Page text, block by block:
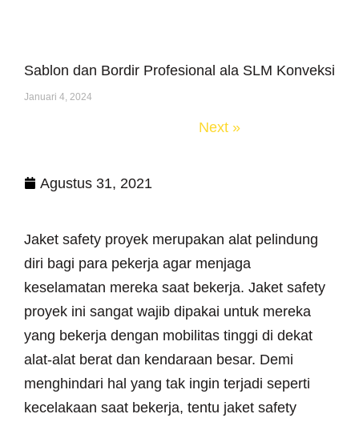
Agustus 31, 2021
Jaket safety proyek merupakan alat pelindung
diri bagi para pekerja agar menjaga
keselamatan mereka saat bekerja. Jaket safety
proyek ini sangat wajib dipakai untuk mereka
yang bekerja dengan mobilitas tinggi di dekat
alat-alat berat dan kendaraan besar. Demi
menghindari hal yang tak ingin terjadi seperti
kecelakaan saat bekerja, tentu jaket safety
Sablon dan Bordir Profesional ala SLM Konveksi
Januari 4, 2024
Next »